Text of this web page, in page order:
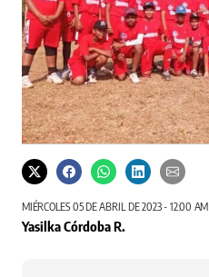
MIÉRCOLES 05 DE ABRIL DE 2023 - 12:00 AM
Yasilka Córdoba R.